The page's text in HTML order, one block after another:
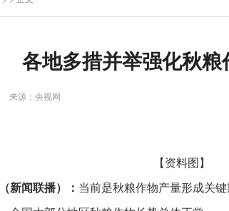
各地多措并举强化秋
来源：央视网
【资料图】
新闻联播）： 当前是秋粮作物产量形成关